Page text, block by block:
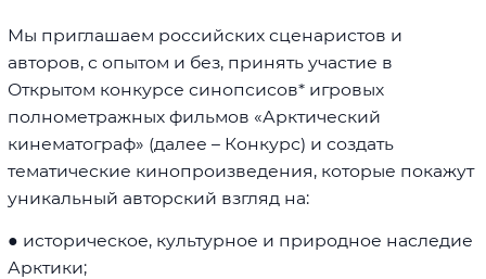
Мы приглашаем российских сценаристов и
авторов, с опытом и без, принять участие в
Открытом конкурсе синопсисов* игровых
полнометражных фильмов «Арктический
кинематограф» (далее – Конкурс) и создать
тематические кинопроизведения, которые покажут
уникальный авторский взгляд на:
● историческое, культурное и природное наследие
Арктики;